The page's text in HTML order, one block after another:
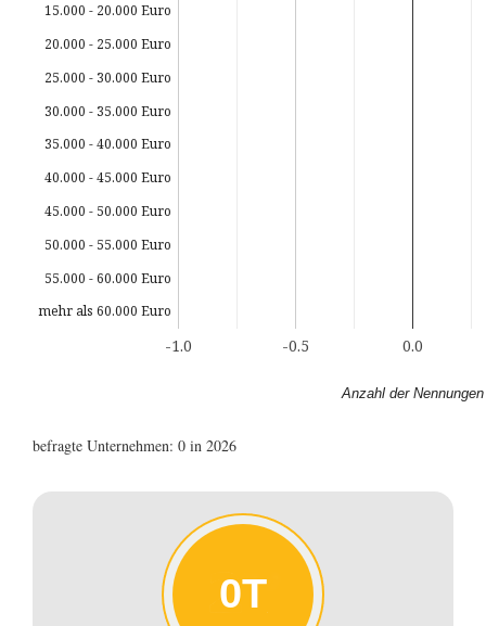
-1.0 -0.5 0.0
15.000 - 20.000 Euro
20.000 - 25.000 Euro
25.000 - 30.000 Euro
30.000 - 35.000 Euro
35.000 - 40.000 Euro
40.000 - 45.000 Euro
45.000 - 50.000 Euro
50.000 - 55.000 Euro
55.000 - 60.000 Euro
mehr als 60.000 Euro
Anzahl der Nennungen
befragte Unternehmen: 0 in 2026
0T